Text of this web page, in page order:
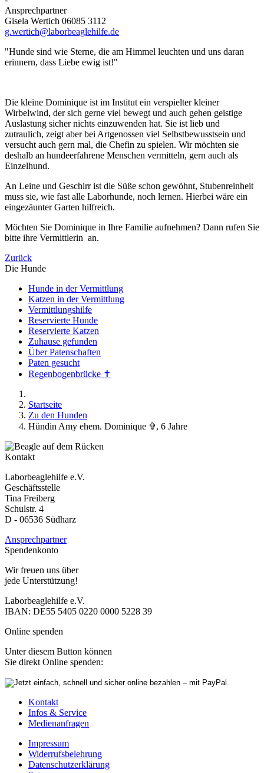
Ansprechpartner
Gisela Wertich 06085 3112
g.wertich@laborbeaglehilfe.de
"Hunde sind wie Sterne, die am Himmel leuchten und uns daran
erinnern, dass Liebe ewig ist!"
Die kleine Dominique ist im Institut ein verspielter kleiner
Wirbelwind, der sich gerne viel bewegt und auch gehen geistige
Auslastung sicher nichts einzuwenden hat. Sie ist lieb und
zutraulich, zeigt aber bei Artgenossen viel Selbstbewusstsein und
versucht auch gern mal, die Chefin zu spielen. Wir möchten sie
deshalb an hundeerfahrene Menschen vermitteln, gern auch als
Einzelhund.
An Leine und Geschirr ist die Süße schon gewöhnt, Stubenreinheit
muss sie, wie fast alle Laborhunde, noch lernen. Hierbei wäre ein
eingezäunter Garten hilfreich.
Möchten Sie Dominique in Ihre Familie aufnehmen? Dann rufen Sie
bitte ihre Vermittlerin an.
Zurück
Die Hunde
Hunde in der Vermittlung
Katzen in der Vermittlung
Vermittlungshilfe
Reservierte Hunde
Reservierte Katzen
Zuhause gefunden
Über Patenschaften
Paten gesucht
Regenbogenbrücke ✝
Startseite
Zu den Hunden
Hündin Amy ehem. Dominique ✞, 6 Jahre
Kontakt
Laborbeaglehilfe e.V.
Geschäftsstelle
Tina Freiberg
Schulstr. 4
D - 06536 Südharz
Ansprechpartner
Spendenkonto
Wir freuen uns über
jede Unterstützung!
Laborbeaglehilfe e.V.
IBAN: DE55 5405 0220 0000 5228 39
Online spenden
Unter diesem Button können
Sie direkt Online spenden:
Kontakt
Infos & Service
Medienanfragen
Impressum
Widerrufsbelehrung
Datenschutzerklärung